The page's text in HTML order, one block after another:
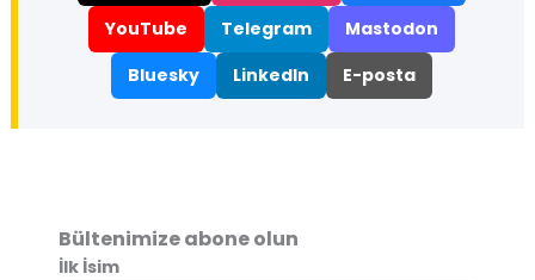
YouTube Telegram
Mastodon
Bluesky
LinkedIn E-posta
Bültenimize abone olun
İlk İsim